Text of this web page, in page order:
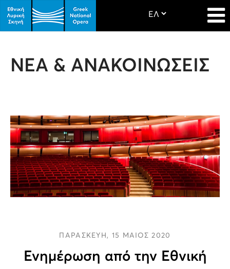
ΝΕΑ & ΑΝΑΚΟΙΝΩΣΕΙΣ
ΠΑΡΑΣΚΕΥΗ, 15 ΜΑΙΟΣ 2020
Ενημέρωση από την Εθνική